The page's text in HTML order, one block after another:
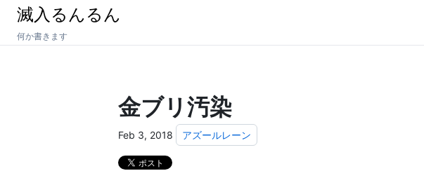
滅入るんるん
何か書きます
金ブリ汚染
Feb 3, 2018 アズールレーン